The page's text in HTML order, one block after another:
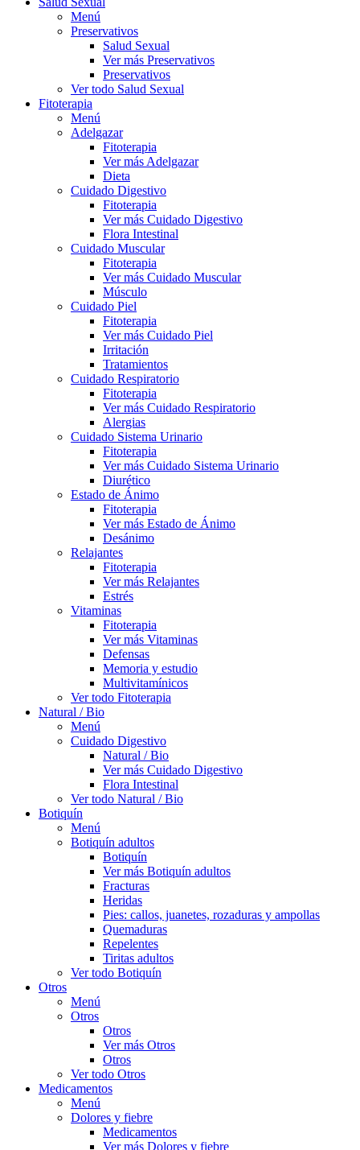
Menú
Preservativos
Salud Sexual
Ver más Preservativos
Preservativos
Ver todo Salud Sexual
Fitoterapia
Menú
Adelgazar
Fitoterapia
Ver más Adelgazar
Dieta
Cuidado Digestivo
Fitoterapia
Ver más Cuidado Digestivo
Flora Intestinal
Cuidado Muscular
Fitoterapia
Ver más Cuidado Muscular
Músculo
Cuidado Piel
Fitoterapia
Ver más Cuidado Piel
Irritación
Tratamientos
Cuidado Respiratorio
Fitoterapia
Ver más Cuidado Respiratorio
Alergias
Cuidado Sistema Urinario
Fitoterapia
Ver más Cuidado Sistema Urinario
Diurético
Estado de Ánimo
Fitoterapia
Ver más Estado de Ánimo
Desánimo
Relajantes
Fitoterapia
Ver más Relajantes
Estrés
Vitaminas
Fitoterapia
Ver más Vitaminas
Defensas
Memoria y estudio
Multivitamínicos
Ver todo Fitoterapia
Natural / Bio
Menú
Cuidado Digestivo
Natural / Bio
Ver más Cuidado Digestivo
Flora Intestinal
Ver todo Natural / Bio
Botiquín
Menú
Botiquín adultos
Botiquín
Ver más Botiquín adultos
Fracturas
Heridas
Pies: callos, juanetes, rozaduras y ampollas
Quemaduras
Repelentes
Tiritas adultos
Ver todo Botiquín
Otros
Menú
Otros
Otros
Ver más Otros
Otros
Ver todo Otros
Medicamentos
Menú
Dolores y fiebre
Medicamentos
Ver más Dolores y fiebre